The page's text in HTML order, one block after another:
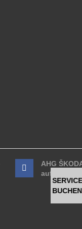
BUCHEN
AHG
auf